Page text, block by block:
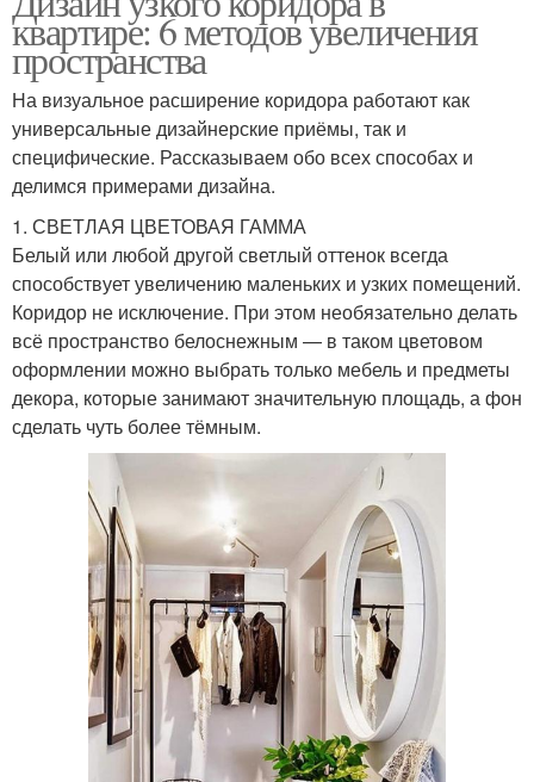
квартире: 6 методов увеличения
пространства
На визуальное расширение коридора работают как
универсальные дизайнерские приёмы, так и
специфические. Рассказываем обо всех способах и
делимся примерами дизайна.
1. СВЕТЛАЯ ЦВЕТОВАЯ ГАММА
Белый или любой другой светлый оттенок всегда
способствует увеличению маленьких и узких помещений.
Коридор не исключение. При этом необязательно делать
всё пространство белоснежным — в таком цветовом
оформлении можно выбрать только мебель и предметы
декора, которые занимают значительную площадь, а фон
сделать чуть более тёмным.